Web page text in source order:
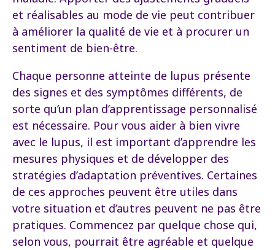
et réalisables au mode de vie peut contribuer
à améliorer la qualité de vie et à procurer un
sentiment de bien-être.
Chaque personne atteinte de lupus présente
des signes et des symptômes différents, de
sorte qu’un plan d’apprentissage personnalisé
est nécessaire. Pour vous aider à bien vivre
avec le lupus, il est important d’apprendre les
mesures physiques et de développer des
stratégies d’adaptation préventives. Certaines
de ces approches peuvent être utiles dans
votre situation et d’autres peuvent ne pas être
pratiques. Commencez par quelque chose qui,
selon vous, pourrait être agréable et quelque